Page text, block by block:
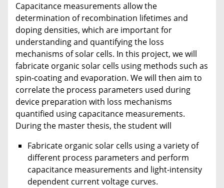
Capacitance measurements allow the
determination of recombination lifetimes and
doping densities, which are important for
understanding and quantifying the loss
mechanisms of solar cells. In this project, we will
fabricate organic solar cells using methods such as
spin-coating and evaporation. We will then aim to
correlate the process parameters used during
device preparation with loss mechanisms
quantified using capacitance measurements.
During the master thesis, the student will
Fabricate organic solar cells using a variety of
different process parameters and perform
capacitance measurements and light-intensity
dependent current voltage curves.